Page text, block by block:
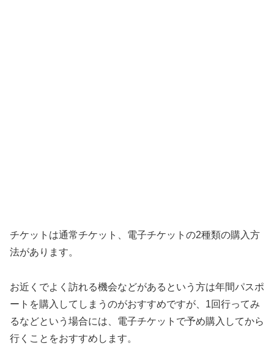
チケットは通常チケット、電子チケットの2種類の購入方
法があります。
お近くでよく訪れる機会などがあるという方は年間パスポ
ートを購入してしまうのがおすすめですが、1回行ってみ
るなどという場合には、電子チケットで予め購入してから
行くことをおすすめします。